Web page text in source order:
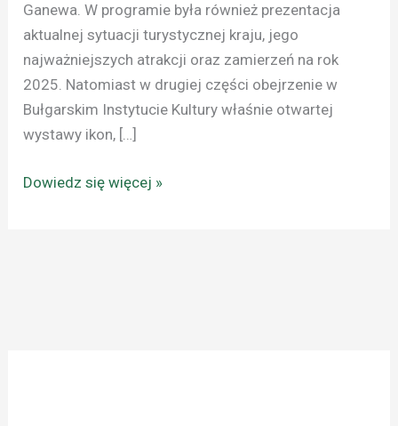
Ganewa. W programie była również prezentacja
aktualnej sytuacji turystycznej kraju, jego
najważniejszych atrakcji oraz zamierzeń na rok
2025. Natomiast w drugiej części obejrzenie w
Bułgarskim Instytucie Kultury właśnie otwartej
wystawy ikon, […]
Dowiedz się więcej »